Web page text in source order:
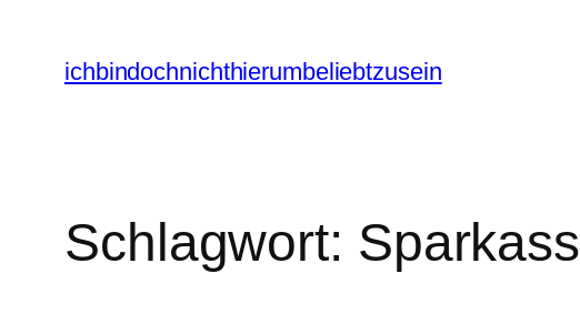
Inhalt
springen
ichbindochnichthierumbeliebtzusein
Schlagwort: